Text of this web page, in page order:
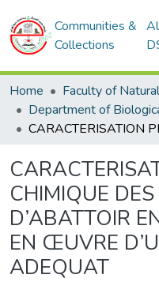
Communities &
Collections
Home
CHIMIQUE
D’ABATTOIR
EN ŒUVRE
ADEQUAT